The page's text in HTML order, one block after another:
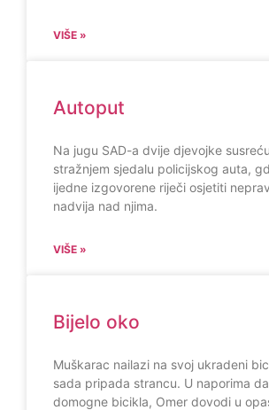
VIŠE »
Autoput
Na jugu SAD-a dvije djevojke
stražnjem sjedalu policijskog auta,
ijedne izgovorene riječi osjetiti
nadvija nad njima.
VIŠE »
Bijelo oko
Muškarac nailazi na svoj ukradeni
sada pripada strancu. U naporima
domogne bicikla, Omer dovodi u